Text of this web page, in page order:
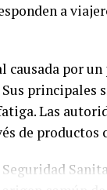
a
por un
Las
de productos